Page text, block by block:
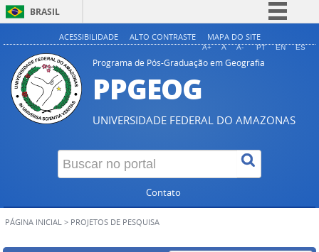
BRASIL
Simplifique!
Comunica BR
Acesso à informação
Legislação
Canais
ACESSIBILIDADE ALTO CONTRASTE MAPA DO SITE
A+ A A- PT EN ES
Programa de Pós-Graduação em Geografia
PPGEOG
UNIVERSIDADE FEDERAL DO AMAZONAS
Contato
PÁGINA INICIAL > PROJETOS DE PESQUISA